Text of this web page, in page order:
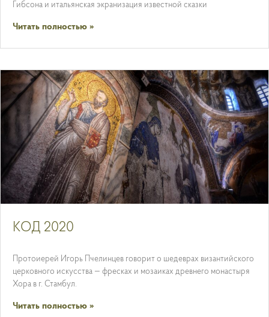
Гибсона и итальянская экранизация известной сказки
Читать полностью »
КОД 2020
Протоиерей Игорь Пчелинцев говорит о шедеврах византийского
церковного искусства — фресках и мозаиках древнего монастыря
Хора в г. Стамбул.
Читать полностью »